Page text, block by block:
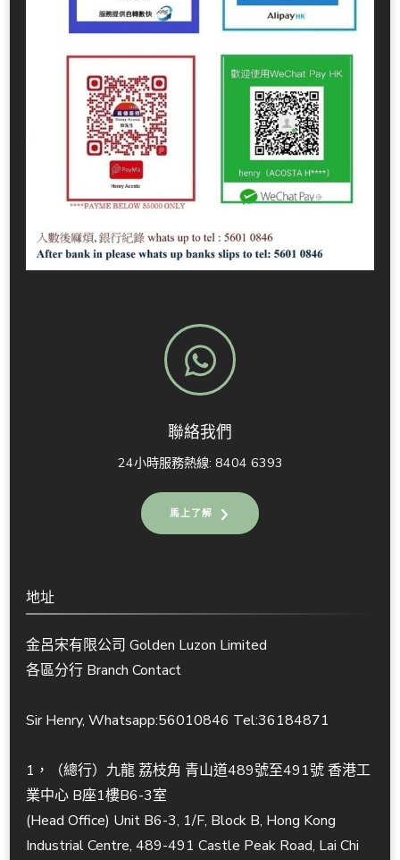
聯絡我們
24小時服務熱線: 8404 6393
馬上了解
地址
金呂宋有限公司 Golden Luzon Limited
各區分行 Branch Contact
Sir Henry, Whatsapp:56010846 Tel:36184871
1，（總行）九龍 荔枝角 青山道489號至491號 香港工
業中心 B座1樓B6-3室
(Head Office) Unit B6-3, 1/F, Block B, Hong Kong
Industrial Centre, 489-491 Castle Peak Road, Lai Chi